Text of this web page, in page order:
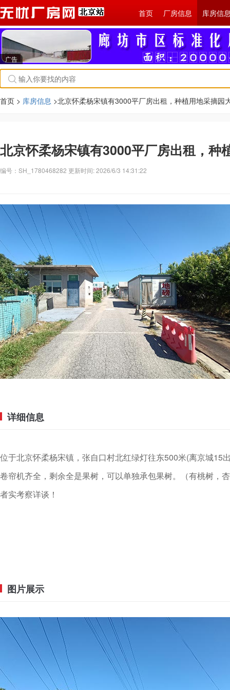
首页 厂房信息 库房信
广告
首页 > 库房信息 >北京怀柔杨宋镇有3000平厂房出租，种植用地采摘园
北京怀柔杨宋镇有3000平厂房出租，种
编号：SH_1780468282 更新时间: 2026/6/3 14:31:22
详细信息
位于北京怀柔杨宋镇，张自口村北红绿灯往东500米(离京城
卷帘机齐全，剩余全是果树，可以单独承包果树。（有桃树，
者实考察详谈！
图片展示